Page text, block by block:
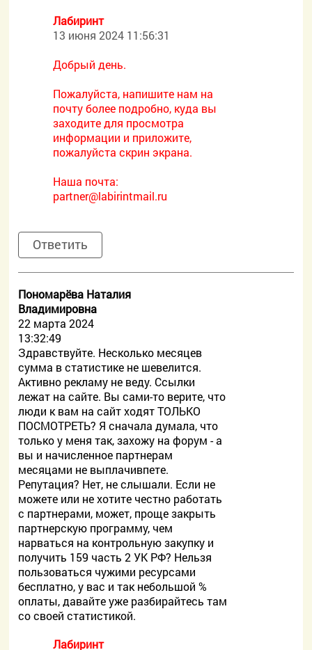
Лабиринт
13 июня 2024 11:56:31
Добрый день.
Пожалуйста, напишите нам на
почту более подробно, куда вы
заходите для просмотра
информации и приложите,
пожалуйста скрин экрана.
Наша почта:
partner@labirintmail.ru
Ответить
Пономарёва Наталия
Владимировна
22 марта 2024
13:32:49
Здравствуйте. Несколько месяцев
сумма в статистике не шевелится.
Активно рекламу не веду. Ссылки
лежат на сайте. Вы сами-то верите, что
люди к вам на сайт ходят ТОЛЬКО
ПОСМОТРЕТЬ? Я сначала думала, что
только у меня так, захожу на форум - а
вы и начисленное партнерам
месяцами не выплачивпете.
Репутация? Нет, не слышали. Если не
можете или не хотите честно работать
с партнерами, может, проще закрыть
партнерскую программу, чем
нарваться на контрольную закупку и
получить 159 часть 2 УК РФ? Нельзя
пользоваться чужими ресурсами
бесплатно, у вас и так небольшой %
оплаты, давайте уже разбирайтесь там
со своей статистикой.
Лабиринт